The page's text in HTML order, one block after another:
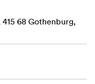
să continue - cu
contează.
68 Gothenburg,